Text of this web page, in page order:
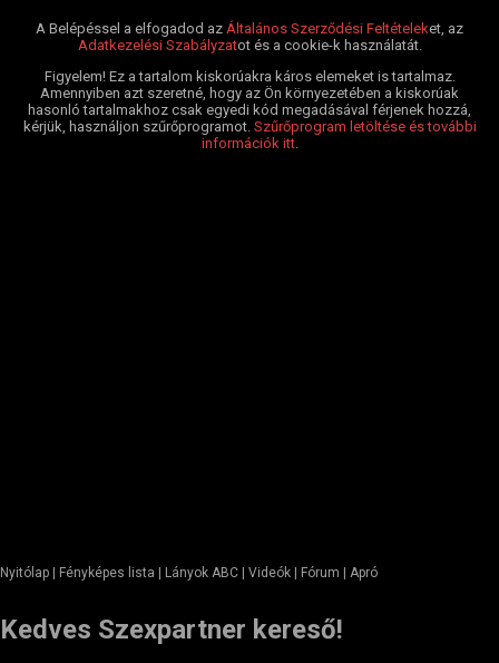
A Belépéssel a elfogadod az Általános Szerződési Feltételeket, az
Adatkezelési Szabályzatot és a cookie-k használatát.
Figyelem! Ez a tartalom kiskorúakra káros elemeket is tartalmaz.
Amennyiben azt szeretné, hogy az Ön környezetében a kiskorúak
hasonló tartalmakhoz csak egyedi kód megadásával férjenek hozzá,
kérjük, használjon szűrőprogramot. Szűrőprogram letöltése és további
információk itt.
Nyitólap | Fényképes lista | Lányok ABC | Videók | Fórum | Apró
Kedves Szexpartner kereső!